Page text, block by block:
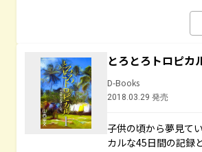
とろとろトロピ
D-Books
2018.03.29 発売
子供の頃から夢見て
カルな45日間の記録